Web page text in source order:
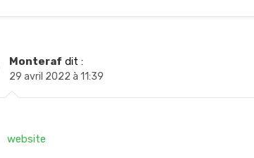
Monteraf dit :
29 avril 2022 à 11:39
website